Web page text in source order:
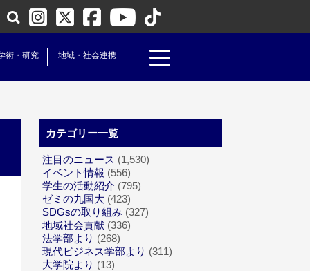
術・研究 地域・社会連携
カテゴリー一覧
注目のニュース (1,530)
イベント情報 (556)
学生の活動紹介 (795)
ゼミの九国大 (423)
SDGsの取り組み (327)
地域社会貢献 (336)
法学部より (268)
現代ビジネス学部より (311)
大学院より (13)